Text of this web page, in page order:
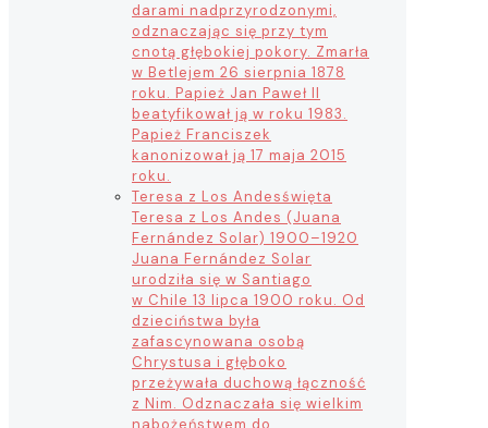
darami nadprzyrodzonymi,
odznaczając się przy tym
cnotą głębokiej pokory. Zmarła
w Betlejem 26 sierpnia 1878
roku. Papież Jan Paweł II
beatyfikował ją w roku 1983.
Papież Franciszek
kanonizował ją 17 maja 2015
roku.
Teresa z Los Andesświęta
Teresa z Los Andes (Juana
Fernández Solar) 1900–1920
Juana Fernández Solar
urodziła się w Santiago
w Chile 13 lipca 1900 roku. Od
dzieciństwa była
zafascynowana osobą
Chrystusa i głęboko
przeżywała duchową łączność
z Nim. Odznaczała się wielkim
nabożeństwem do